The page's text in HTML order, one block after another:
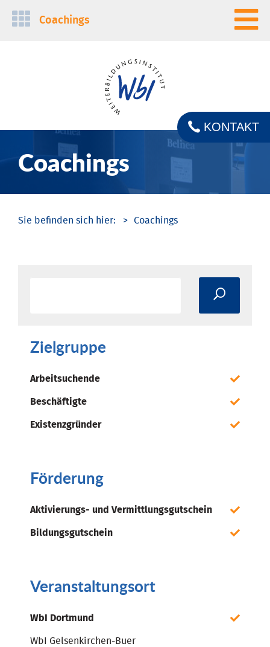
Navigation
Coachings
Coachings
KONTAKT
Coachings
Zielgruppe
Arbeitsuchende
Beschäftigte
Existenzgründer
Förderung
Aktivierungs- und Vermittlungsgutschein
Bildungsgutschein
Veranstaltungsort
WbI Dortmund
WbI Gelsenkirchen-Buer